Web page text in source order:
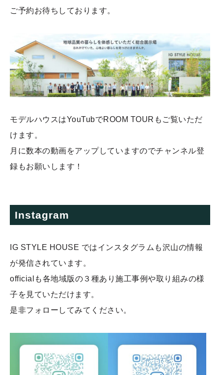
ご予約お待ちしております。
モデルハウスはYouTubでROOM TOURもご覧いただ
けます。
月に数本の動画をアップしていますのでチャンネル登
録もお願いします！
Instagram
IG STYLE HOUSE ではインスタグラムも沢山の情報
が発信されています。
officialも各地域版の３種あり施工事例や取り組みの様
子を見ていただけます。
是非フォローしてみてください。